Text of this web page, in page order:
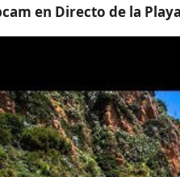
en Directo de la